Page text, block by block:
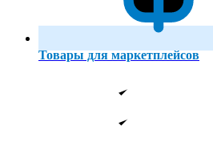
Товары для маркетплейсов